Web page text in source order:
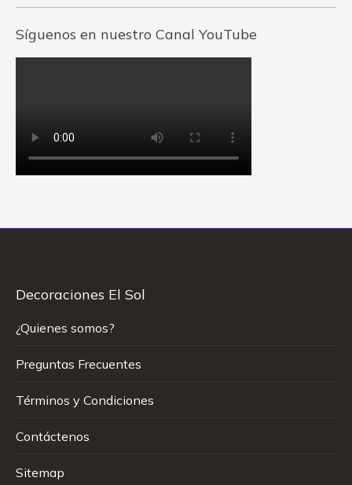
Síguenos en nuestro Canal YouTube
Decoraciones El Sol
¿Quienes somos?
Preguntas Frecuentes
Términos y Condiciones
Contáctenos
Sitemap